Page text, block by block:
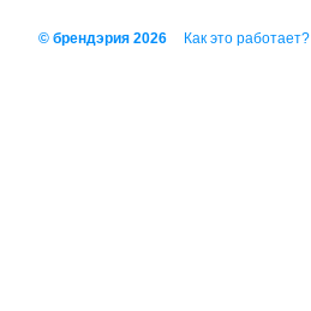
© брендэрия 2026 Как это работает?